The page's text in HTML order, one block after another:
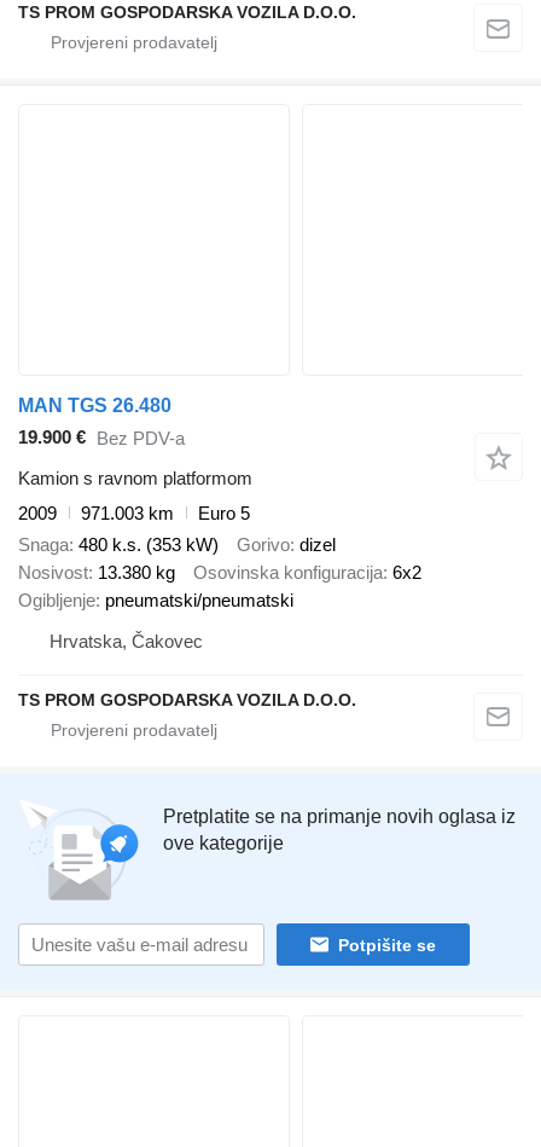
TS PROM GOSPODARSKA VOZILA D.O.O.
MAN TGS 26.480
19.900 € Bez PDV-a
Kamion s ravnom platformom
2009
971.003 km
Euro 5
Snaga 480 k.s. (353 kW) Gorivo dizel
Nosivost 13.380 kg Osovinska konfiguracija 6x2
Ogibljenje pneumatski/pneumatski
Hrvatska, Čakovec
TS PROM GOSPODARSKA VOZILA D.O.O.
Pretplatite se na primanje novih oglasa iz
ove kategorije
Potpišite se